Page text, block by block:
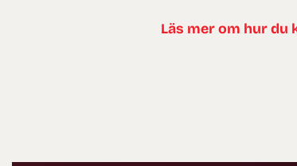
Läs mer om hur du